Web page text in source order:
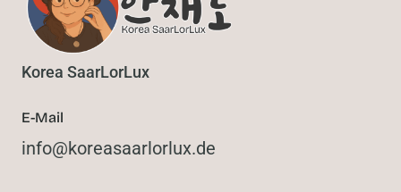
Korea SaarLorLux
E-Mail
ed.xulrolraasaerok
@ofni